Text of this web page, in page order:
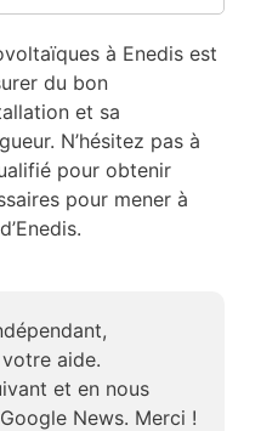
à Enedis est
du bon
et sa
N’hésitez pas à
pour obtenir
pour mener à
aide.
et en nous
News. Merci !